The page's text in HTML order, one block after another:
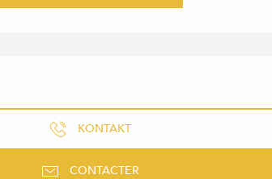
KONTAKT
CONTACTER